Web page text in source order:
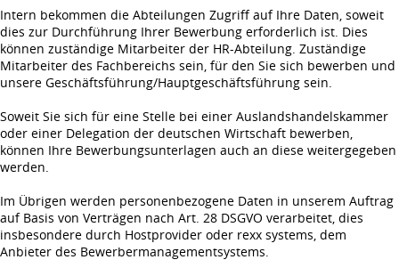
Intern bekommen die Abteilungen Zugriff auf Ihre Daten, soweit
dies zur Durchführung Ihrer Bewerbung erforderlich ist. Dies
können zuständige Mitarbeiter der HR-Abteilung. Zuständige
Mitarbeiter des Fachbereichs sein, für den Sie sich bewerben und
unsere Geschäftsführung/Hauptgeschäftsführung sein.
Soweit Sie sich für eine Stelle bei einer Auslandshandelskammer
oder einer Delegation der deutschen Wirtschaft bewerben,
können Ihre Bewerbungsunterlagen auch an diese weitergegeben
werden.
Im Übrigen werden personenbezogene Daten in unserem Auftrag
auf Basis von Verträgen nach Art. 28 DSGVO verarbeitet, dies
insbesondere durch Hostprovider oder rexx systems, dem
Anbieter des Bewerbermanagementsystems.